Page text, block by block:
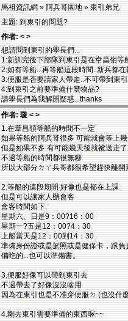
馬祖資訊網 » 阿兵哥園地 » 東引弟兄
主題: 到東引的問題?
作者: < >
想請問到東引的學長們...
1:新訓完後下部隊到東引是在韋昌嶺等
2:如有等船...再等船這段時間..新兵都
3:便服是否要請家人帶走..不可帶到東
4:到東引之前要準備什麼物品?
請學長們為我解開疑惑...thanks
作者: 璇 < >
1.在葦昌領等船的時間不一定
如果等船的阿兵哥很多 可能就會等上
但是如果不多 有可能幾天後就被送走
不過等船的時間都很無聊
所以大部分ㄉㄚ兵哥都很希望趕快離開
2.等船的這段期間 好像也是都在上課
但是可以讓家人辦會客
會客時間如下:
星期六、日是9：00?16：00
星期一?五是12：00?4：30
上船當天是12：00到14：30
準備身份證或是駕照或是健保卡，跟
備吃的...也可以準備書。
3.便服好像可以帶到東引去
不過帶去了好像沒沒啥用
因為在東引也是不准穿便服ㄉ (也沒什
4.剛去東引需要準備的東西喔~~